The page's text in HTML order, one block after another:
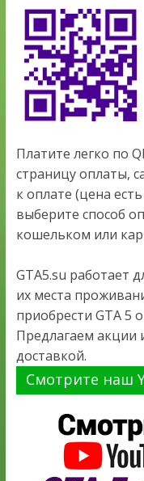
Платите легко по
страницу оплаты,
к оплате (цена
выберите способ
кошельком или
GTA5.su работает
их места
приобрести GTA 5
Предлагаем акции
доставкой.
Смотрите наш